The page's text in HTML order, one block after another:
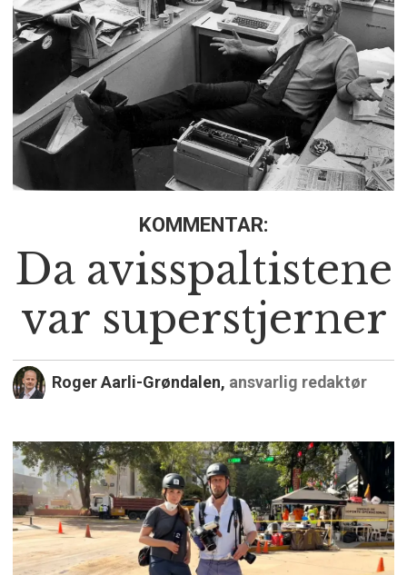
KOMMENTAR:
Da avisspaltistene
var superstjerner
Roger Aarli-Grøndalen, ansvarlig redaktør